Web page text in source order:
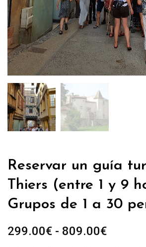
Reservar un guía
Thiers (entre 1 y 9
Grupos de 1 a 30
299.00€ - 809.00€Rango